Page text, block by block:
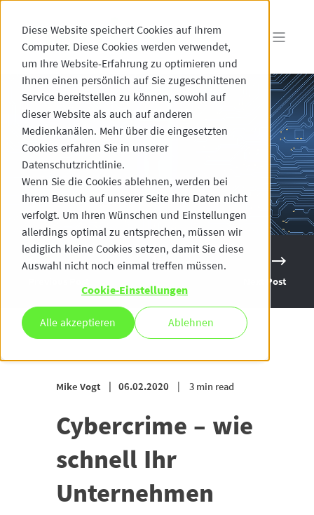
Diese Website speichert Cookies auf Ihrem
Computer. Diese Cookies werden verwendet,
um Ihre Website-Erfahrung zu optimieren und
Ihnen einen persönlich auf Sie zugeschnittenen
Service bereitstellen zu können, sowohl auf
dieser Website als auch auf anderen
Medienkanälen. Mehr über die eingesetzten
Cookies erfahren Sie in unserer
Datenschutzrichtlinie.
Wenn Sie die Cookies ablehnen, werden bei
Ihrem Besuch auf unserer Seite Ihre Daten nicht
verfolgt. Um Ihren Wünschen und Einstellungen
allerdings optimal zu entsprechen, müssen wir
lediglich kleine Cookies setzen, damit Sie diese
Auswahl nicht noch einmal treffen müssen.
Cookie-Einstellungen
Alle akzeptieren Ablehnen
Next Post
Mike Vogt 06.02.2020 3 min read
Cybercrime – wie
schnell Ihr
Unternehmen